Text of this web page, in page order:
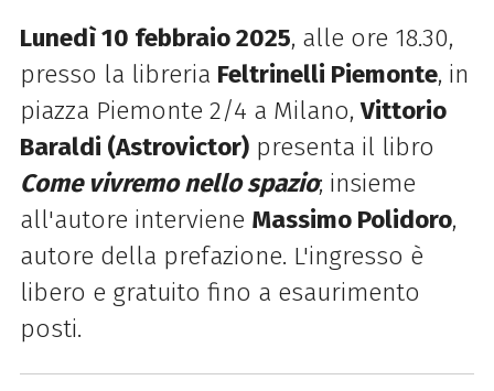
Lunedì 10 febbraio 2025, alle ore 18.30,
presso la libreria Feltrinelli Piemonte, in
piazza Piemonte 2/4 a Milano,Vittorio
Baraldi (Astrovictor)presenta il libro
Come vivremo nello spazio; insieme
all'autore interviene Massimo Polidoro,
autore della prefazione. L'ingresso è
libero e gratuito fino a esaurimento
posti.